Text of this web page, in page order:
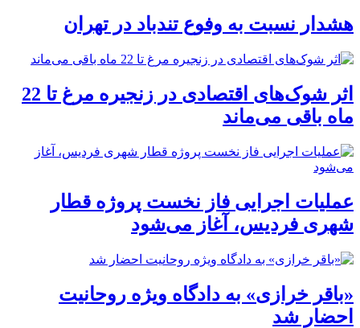
هشدار نسبت به وفوع تندباد در تهران
اثر شوک‌های اقتصادی در زنجیره مرغ تا 22
ماه باقی می‌ماند
عملیات اجرایی فاز نخست پروژه قطار
شهری فردیس، آغاز می‌شود
«باقر خرازی» به دادگاه ویژه روحانیت
احضار شد